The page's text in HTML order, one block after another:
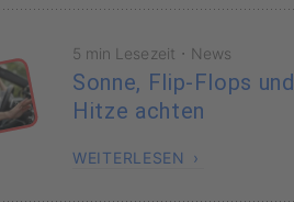
5 min Lesezeit · News
Sonne, Flip-Flops
Hitze achten
WEITERLESEN